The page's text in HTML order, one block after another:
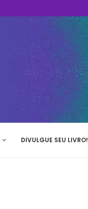
DIVULGUE SEU LIVRO!